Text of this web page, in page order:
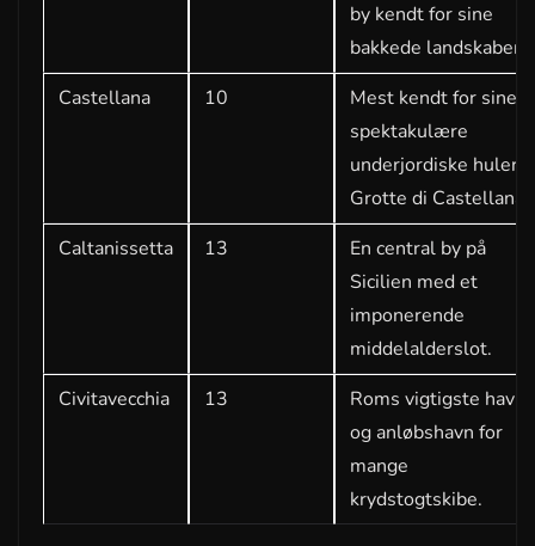
by kendt for sine
bakkede landskaber.
Castellana
10
Mest kendt for sine
spektakulære
underjordiske huler,
Grotte di Castellana.
Caltanissetta
13
En central by på
Sicilien med et
imponerende
middelalderslot.
Civitavecchia
13
Roms vigtigste havn
og anløbshavn for
mange
krydstogtskibe.